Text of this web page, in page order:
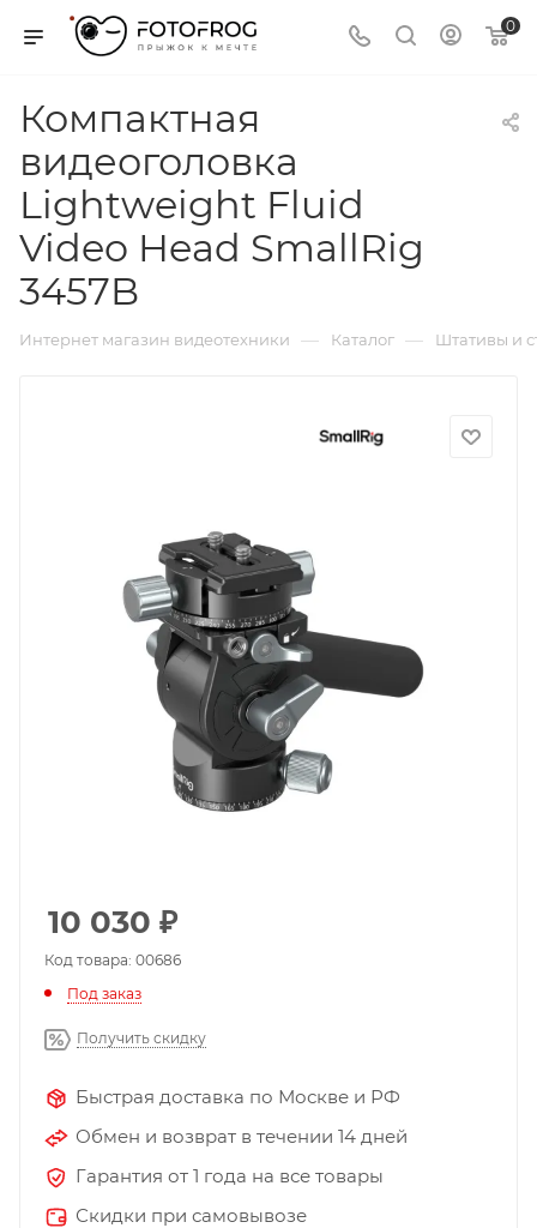
0
Компактная
видеоголовка
Lightweight Fluid
Video Head SmallRig
3457B
Интернет магазин видеотехники — Каталог — Штативы и
10 030 ₽
Код товара: 00686
Под заказ
Получить скидку
Быстрая доставка по Москве и РФ
Обмен и возврат в течении 14 дней
Гарантия от 1 года на все товары
Скидки при самовывозе